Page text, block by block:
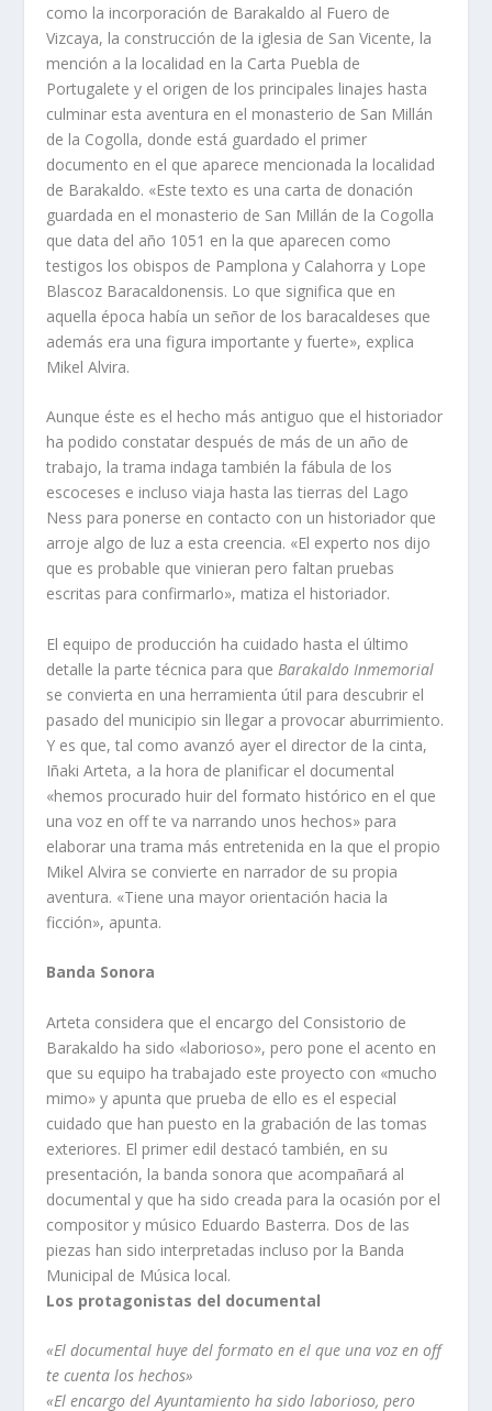
como la incorporación de Barakaldo al Fuero de
Vizcaya, la construcción de la iglesia de San Vicente, la
mención a la localidad en la Carta Puebla de
Portugalete y el origen de los principales linajes hasta
culminar esta aventura en el monasterio de San Millán
de la Cogolla, donde está guardado el primer
documento en el que aparece mencionada la localidad
de Barakaldo. «Este texto es una carta de donación
guardada en el monasterio de San Millán de la Cogolla
que data del año 1051 en la que aparecen como
testigos los obispos de Pamplona y Calahorra y Lope
Blascoz Baracaldonensis. Lo que significa que en
aquella época habí­a un señor de los baracaldeses que
además era una figura importante y fuerte», explica
Mikel Alvira.
Aunque éste es el hecho más antiguo que el historiador
ha podido constatar después de más de un año de
trabajo, la trama indaga también la fábula de los
escoceses e incluso viaja hasta las tierras del Lago
Ness para ponerse en contacto con un historiador que
arroje algo de luz a esta creencia. «El experto nos dijo
que es probable que vinieran pero faltan pruebas
escritas para confirmarlo», matiza el historiador.
El equipo de producción ha cuidado hasta el último
detalle la parte técnica para que Barakaldo Inmemorial
se convierta en una herramienta útil para descubrir el
pasado del municipio sin llegar a provocar aburrimiento.
Y es que, tal como avanzó ayer el director de la cinta,
Iñaki Arteta, a la hora de planificar el documental
«hemos procurado huir del formato histórico en el que
una voz en off te va narrando unos hechos» para
elaborar una trama más entretenida en la que el propio
Mikel Alvira se convierte en narrador de su propia
aventura. «Tiene una mayor orientación hacia la
ficción», apunta.
Banda Sonora
Arteta considera que el encargo del Consistorio de
Barakaldo ha sido «laborioso», pero pone el acento en
que su equipo ha trabajado este proyecto con «mucho
mimo» y apunta que prueba de ello es el especial
cuidado que han puesto en la grabación de las tomas
exteriores. El primer edil destacó también, en su
presentación, la banda sonora que acompañará al
documental y que ha sido creada para la ocasión por el
compositor y músico Eduardo Basterra. Dos de las
piezas han sido interpretadas incluso por la Banda
Municipal de Música local.
Los protagonistas del documental
«El documental huye del formato en el que una voz en off
te cuenta los hechos»
«El encargo del Ayuntamiento ha sido laborioso, pero